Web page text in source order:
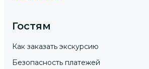
Гостям
Как заказать экскурсию
Безопасность платежей